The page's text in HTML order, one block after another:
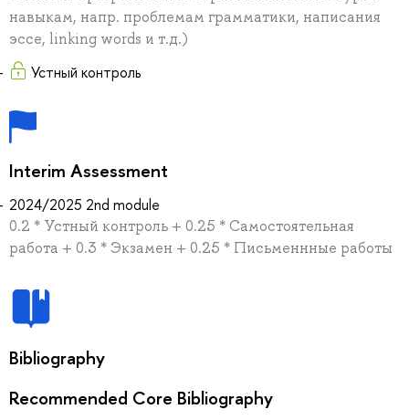
навыкам, напр. проблемам грамматики, написания
эссе, linking words и т.д.)
Устный контроль
Interim Assessment
2024/2025 2nd module
0.2 * Устный контроль + 0.25 * Самостоятельная
работа + 0.3 * Экзамен + 0.25 * Письменнные работы
Bibliography
Recommended Core Bibliography